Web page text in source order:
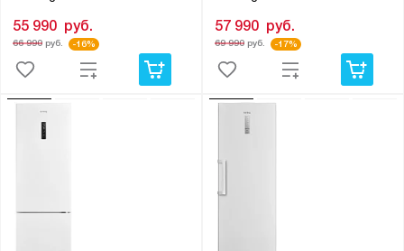
55 990 руб.
66 990руб. -16%
57 990 руб.
69 990руб. -17%